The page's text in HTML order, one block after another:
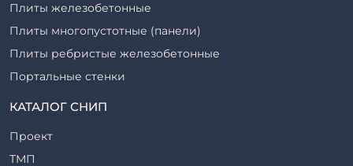
Плиты железобетонные
Плиты многопустотные (панели)
Плиты ребристые железобетонные
Портальные стенки
Прогоны железобетонные
Ригели железобетонные
КАТАЛОГ СНИП
Проект
ТМП